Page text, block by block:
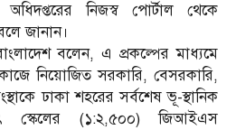
নিজস্ব পোর্টাল থেকে
জানান।
বলেন, এ প্রকল্পের মাধ্যমে
নিয়োজিত সরকারি, বেসরকারি,
ঢাকা শহরের সর্বশেষ ভূ-স্থানিক
স্কেলের (১:২,৫০০) জিআইএস